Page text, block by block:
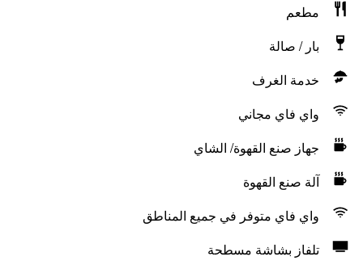
مطعم
بار / صالة
خدمة الغرف
واي فاي مجاني
جهاز صنع القهوة/ الشاي
آلة صنع القهوة
واي فاي متوفر في جميع المناطق
تلفاز بشاشة مسطحة